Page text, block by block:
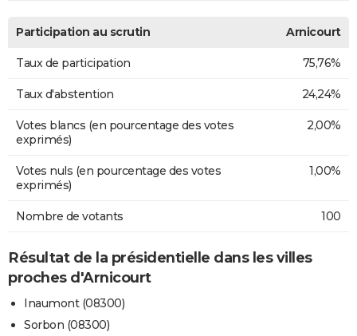
Participation au scrutin Arnicourt
Taux de participation 75,76%
Taux d'abstention 24,24%
Votes blancs (en pourcentage des votes
exprimés)
2,00%
Votes nuls (en pourcentage des votes
exprimés)
1,00%
Nombre de votants 100
Résultat de la présidentielle dans les villes
proches d'Arnicourt
Inaumont (08300)
Sorbon (08300)